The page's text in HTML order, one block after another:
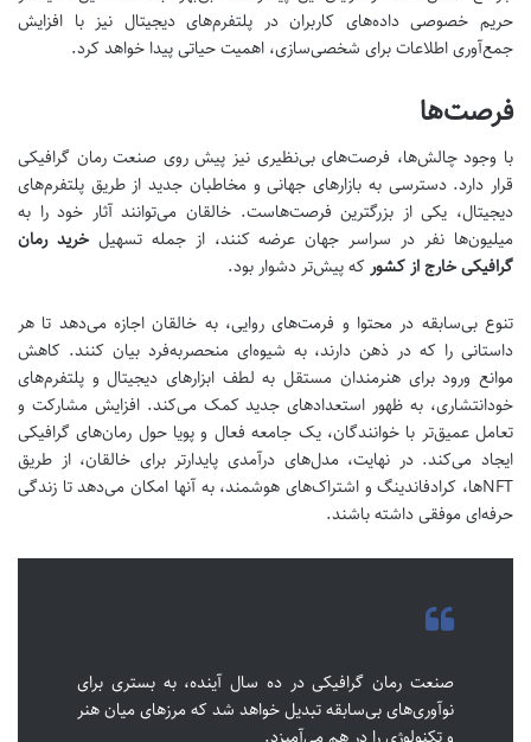
حریم خصوصی داده‌های کاربران در پلتفرم‌های دیجیتال نیز با افزایش
جمع‌آوری اطلاعات برای شخصی‌سازی، اهمیت حیاتی پیدا خواهد کرد.
فرصت‌ها
با وجود چالش‌ها، فرصت‌های بی‌نظیری نیز پیش روی صنعت رمان گرافیکی
قرار دارد. دسترسی به بازارهای جهانی و مخاطبان جدید از طریق پلتفرم‌های
دیجیتال، یکی از بزرگترین فرصت‌هاست. خالقان می‌توانند آثار خود را به
میلیون‌ها نفر در سراسر جهان عرضه کنند، از جمله تسهیلخرید رمان
گرافیکی خارج از کشور که پیش‌تر دشوار بود.
تنوع بی‌سابقه در محتوا و فرمت‌های روایی، به خالقان اجازه می‌دهد تا هر
داستانی را که در ذهن دارند، به شیوه‌ای منحصربه‌فرد بیان کنند. کاهش
موانع ورود برای هنرمندان مستقل به لطف ابزارهای دیجیتال و پلتفرم‌های
خودانتشاری، به ظهور استعدادهای جدید کمک می‌کند. افزایش مشارکت و
تعامل عمیق‌تر با خوانندگان، یک جامعه فعال و پویا حول رمان‌های گرافیکی
ایجاد می‌کند. در نهایت، مدل‌های درآمدی پایدارتر برای خالقان، از طریق
NFTها، کرادفاندینگ و اشتراک‌های هوشمند، به آنها امکان می‌دهد تا زندگی
حرفه‌ای موفقی داشته باشند.
صنعت رمان گرافیکی در ده سال آینده، به بستری برای
نوآوری‌های بی‌سابقه تبدیل خواهد شد که مرزهای میان هنر
و تکنولوژی را در هم می‌آمیزد.